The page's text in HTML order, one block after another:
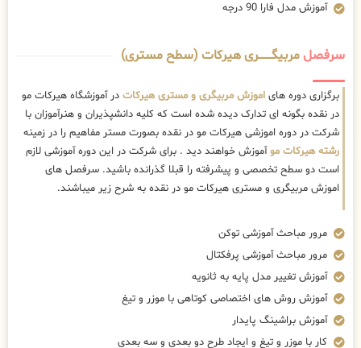
آموزش مدل فارا 90 درجه
سرفصلمربیگــــــــری هیرکات (سطح مستری)
برگزاری دوره های اموزش مربیگری و مستری هیرکات در آموزشگاه هیرکات مو
در نقده بگونه ای تدارک دیده شده است که کلیه دانشپذیران و هنرآموزان با
شرکت در دوره اموزشی هیرکات مو در نقده بصورت مستر مفاهیم را در زمینه
رشته هیرکات موآموزش خواهند دید . برای شرکت در این دوره آموزشی لازم
است دو سطح تخصصی و پیشرفته را قبلا گذرانده باشید. سرفصل های
اموزش مربیگری و مستری هیرکات مو در نقده به شرح زیر میباشند.
مرور مباحث آموزشی توکن
مرور مباحث آموزشی پرفکتال
آموزش تغییر مدل پایه به ثانویه
آموزش روش های اختصاصی کوتاهی با موزر و تیغ
آموزش براشینگ پایدار
کار با موزر و تیغ و ایجاد طرح دو بعدی و سه بعدی